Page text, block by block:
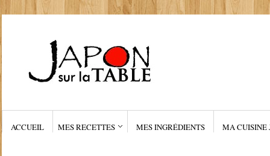
ACCUEIL MES RECETTES MES INGRÉDIENTS MA CUISINE